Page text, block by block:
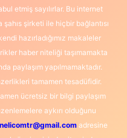
etmiş sayılırlar. Bu internet
şirketi ile hiçbir bağlantısı
hazırladığımız makaleler
haber niteliği taşımamakta
paylaşım yapılmamaktadır.
tamamen tesadüfidir.
ücretsiz bir bilgi paylaşım
aykırı olduğunu
adresine